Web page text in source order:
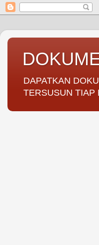
DAPATKAN
TERSUSUN TIAP